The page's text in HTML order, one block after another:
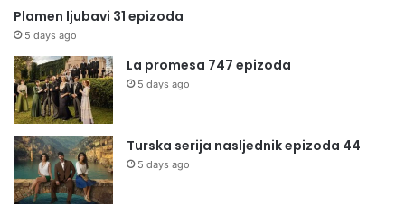
Plamen ljubavi 31 epizoda
5 days ago
La promesa 747 epizoda
5 days ago
Turska serija nasljednik epizoda 44
5 days ago